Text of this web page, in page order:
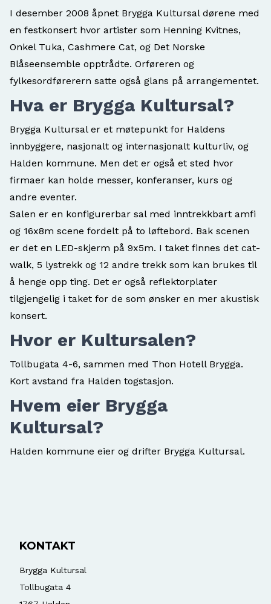
I desember 2008 åpnet Brygga Kultursal dørene med
en festkonsert hvor artister som Henning Kvitnes,
Onkel Tuka, Cashmere Cat, og Det Norske
Blåseensemble opptrådte. Orføreren og
fylkesordførerern satte også glans på arrangementet.
Hva er Brygga Kultursal?
Brygga Kultursal er et møtepunkt for Haldens
innbyggere, nasjonalt og internasjonalt kulturliv, og
Halden kommune. Men det er også et sted hvor
firmaer kan holde messer, konferanser, kurs og
andre eventer.
Salen er en konfigurerbar sal med inntrekkbart amfi
og 16x8m scene fordelt på to løftebord. Bak scenen
er det en LED-skjerm på 9x5m. I taket finnes det cat-
walk, 5 lystrekk og 12 andre trekk som kan brukes til
å henge opp ting. Det er også reflektorplater
tilgjengelig i taket for de som ønsker en mer akustisk
konsert.
Hvor er Kultursalen?
Tollbugata 4-6, sammen med Thon Hotell Brygga.
Kort avstand fra Halden togstasjon.
Hvem eier Brygga
Kultursal?
Halden kommune eier og drifter Brygga Kultursal.
KONTAKT
Brygga Kultursal
Tollbugata 4